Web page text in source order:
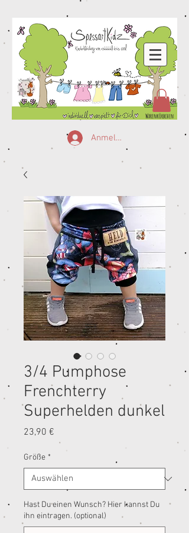
Warenkörbchen
Anmelden
3/4 Pumphose
Frenchterry
Superhelden dunkel
23,90 €
Größe *
Hast Du einen Wunsch? Hier kannst Du
ihn eintragen. (optional)